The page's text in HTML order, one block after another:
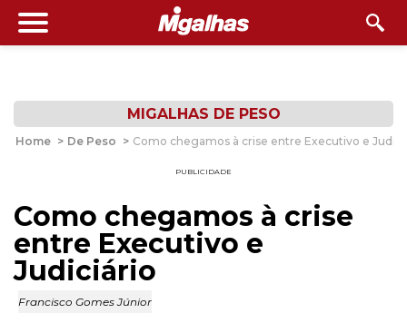
MIGALHAS DE PESO
Home > De Peso > Como chegamos à crise entre Executivo e
PUBLICIDADE
Como chegamos à crise
entre Executivo e
Judiciário
Francisco Gomes Júnior